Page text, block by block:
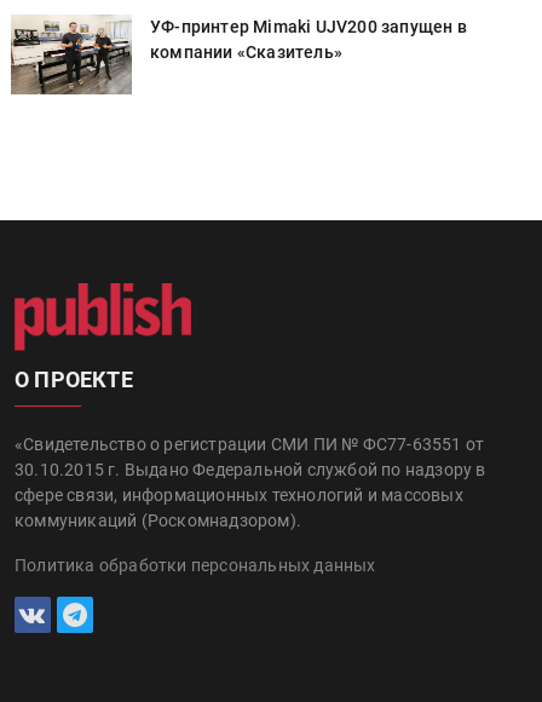
УФ-принтер Mimaki UJV200 запущен в
компании «Сказитель»
О ПРОЕКТЕ
«Свидетельство о регистрации СМИ ПИ № ФС77-63551 от
30.10.2015 г. Выдано Федеральной службой по надзору в
сфере связи, информационных технологий и массовых
коммуникаций (Роскомнадзором).
Политика обработки персональных данных